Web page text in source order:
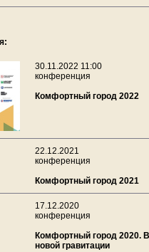
30.11.2022 11:00
конференция
Комфортный город 2022
22.12.2021
конференция
Комфортный город 2021
17.12.2020
конференция
Комфортный город 2020.
новой гравитации